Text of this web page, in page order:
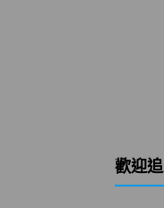
一直
歡迎